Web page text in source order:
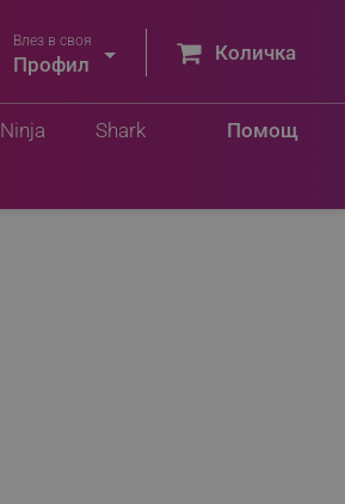
Влез в своя
Профил  Количка
Помощ
Ninja Shark